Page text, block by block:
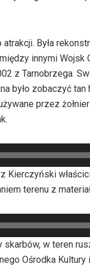
Była
innymi Wojsk
z Tarnobrzega.
było zobaczyć
przez
Kierczyński
terenu z
w teren
Ośrodka